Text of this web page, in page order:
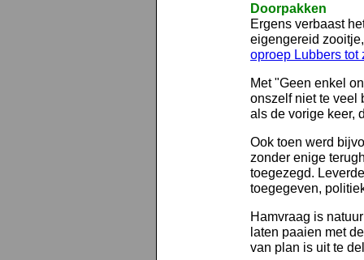
Doorpakken
Ergens verbaast
eigengereid
oproep Lubbers tot
Met "Geen enkel
onszelf niet te veel
als de vorige keer,
Ook toen werd
zonder enige
toegezegd.
toegegeven,
Hamvraag is
laten paaien met
van plan is uit te